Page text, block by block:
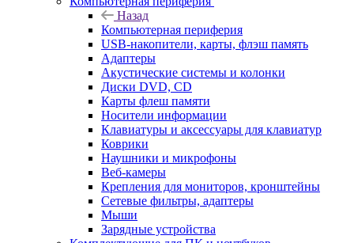
Назад
Компьютерная периферия
USB-накопители, карты, флэш память
Адаптеры
Акустические системы и колонки
Диски DVD, CD
Карты флеш памяти
Носители информации
Клавиатуры и аксессуары для клавиатур
Коврики
Наушники и микрофоны
Веб-камеры
Крепления для мониторов, кронштейны
Сетевые фильтры, адаптеры
Мыши
Зарядные устройства